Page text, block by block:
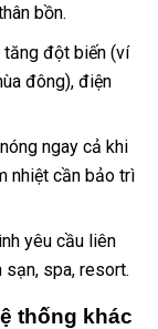
bồn.
tăng đột biến (ví
đông), điện
ngay cả khi
nhiệt cần bảo trì
yêu cầu liên
sạn, spa, resort.
thống khác